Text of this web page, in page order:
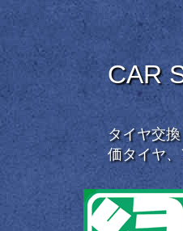
CAR
タイヤ交
価タイヤ